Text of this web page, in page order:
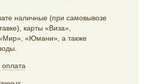
наличные (при самовывозе
карты «Виза»,
«Юмани», а также
оплата